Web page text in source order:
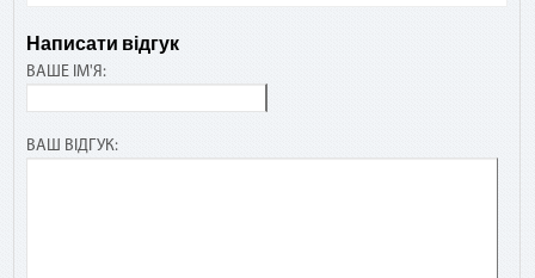
Написати відгук
ВАШЕ ІМ'Я:
ВАШ ВІДГУК: